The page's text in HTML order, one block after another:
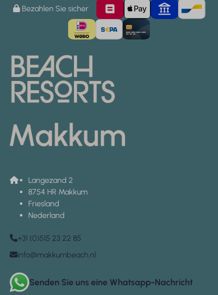
Bezahlen Sie sicher
Langezand 2
8754 HR Makkum
Friesland
Nederland
+31 (0)515 23 22 85
info@makkumbeach.nl
Senden Sie uns eine Whatsapp-Nachricht